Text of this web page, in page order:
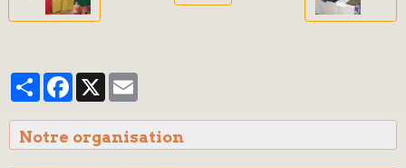
PartagerFacebook
X
Notre organisation